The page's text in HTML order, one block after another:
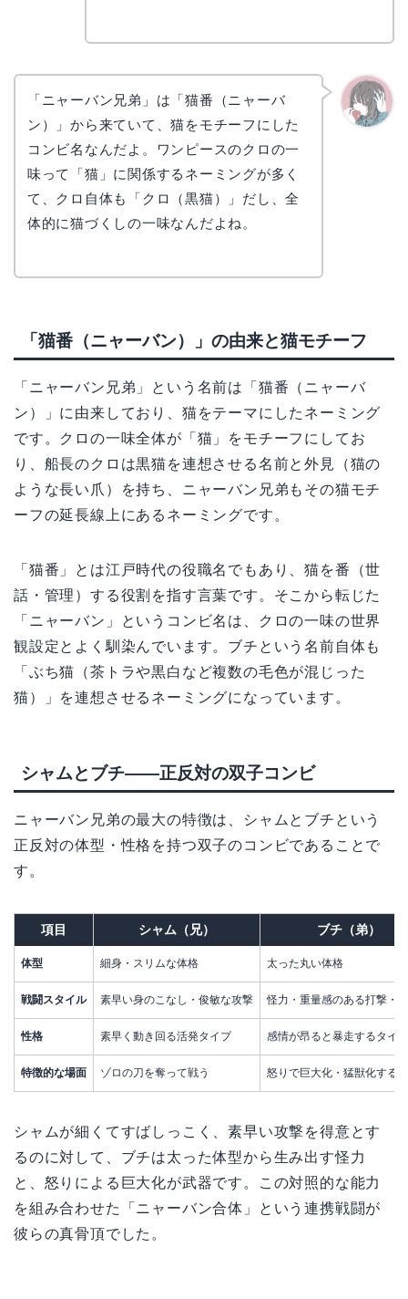
「ニャーバン兄弟」は「猫番（ニャーバ
ン）」から来ていて、猫をモチーフにした
コンビ名なんだよ。ワンピースのクロの一
味って「猫」に関係するネーミングが多く
て、クロ自体も「クロ（黒猫）」だし、全
体的に猫づくしの一味なんだよね。
「猫番（ニャーバン）」の由来と猫モチーフ
「ニャーバン兄弟」という名前は「猫番（ニャーバ
ン）」に由来しており、猫をテーマにしたネーミング
です。クロの一味全体が「猫」をモチーフにしてお
り、船長のクロは黒猫を連想させる名前と外見（猫の
ような長い爪）を持ち、ニャーバン兄弟もその猫モチ
ーフの延長線上にあるネーミングです。
「猫番」とは江戸時代の役職名でもあり、猫を番（世
話・管理）する役割を指す言葉です。そこから転じた
「ニャーバン」というコンビ名は、クロの一味の世界
観設定とよく馴染んでいます。ブチという名前自体も
「ぶち猫（茶トラや黒白など複数の毛色が混じった
猫）」を連想させるネーミングになっています。
シャムとブチ——正反対の双子コンビ
ニャーバン兄弟の最大の特徴は、シャムとブチという
正反対の体型・性格を持つ双子のコンビであることで
す。
項目 シャム（兄） ブチ（弟）
体型 細身・スリムな体格 太った丸い体格
戦闘スタイル 素早い身のこなし・俊敏な攻撃 怪力・重量感のある打撃・
性格 素早く動き回る活発タイプ 感情が昂ると暴走するタイプ
特徴的な場面 ゾロの刀を奪って戦う 怒りで巨大化・猛獣化する
シャムが細くてすばしっこく、素早い攻撃を得意とす
るのに対して、ブチは太った体型から生み出す怪力
と、怒りによる巨大化が武器です。この対照的な能力
を組み合わせた「ニャーバン合体」という連携戦闘が
彼らの真骨頂でした。